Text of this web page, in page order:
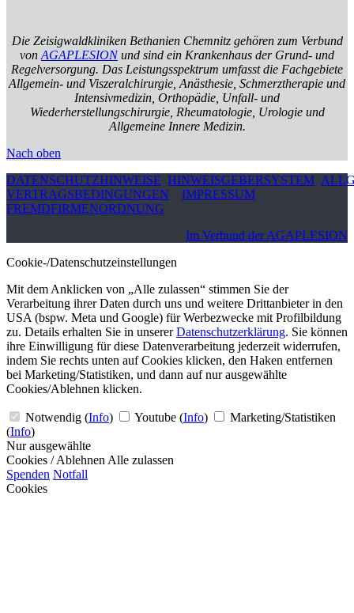
Die Zeisigwaldkliniken Bethanien Chemnitz gehören zum Verbund
von AGAPLESIONund sind ein Krankenhaus der Grund- und
Regelversorgung. Das Leistungsspektrum umfasst die Fachgebiete
Allgemein- und Viszeralchirurgie, Anästhesie, Schmerztherapie und
Intensivmedizin, Orthopädie, Unfall- und
Wiederherstellungschirurgie, Rheumatologie, Urologie und
Allgemeine Innere Medizin.
Nach oben
DATENSCHUTZHINWEISE HINWEISGEBERSYSTEM
VERTRAGSBEDINGUNGEN
IMPRESSUM
FREMDFIRMENORDNUNG
Im Verbund der AGAPLESION
Cookie-/Datenschutzeinstellungen
Mit dem Anklicken von „Alle zulassen“ stimmen Sie der
Verarbeitung ihrer Daten durch uns und weitere Drittanbieter in den
USA (bspw. Meta und Google) für Werbezwecke mit Profilbildung
zu. Details erhalten Sie in unsererDatenschutzerklärung. Sie können
ihre Einwilligung für diese Datenverarbeitung jederzeit widerrufen,
indem Sie rechts unten auf Cookies klicken, den Haken entfernen
bei Marketing/Statistiken, und dann auf nur ausgewählte
Cookies/Ablehnen klicken.
Notwendig (Info) Youtube (Info)
Marketing/Statistiken
(Info)
Nur ausgewählte
Cookies / Ablehnen Alle zulassen
Spenden Notfall
Cookies